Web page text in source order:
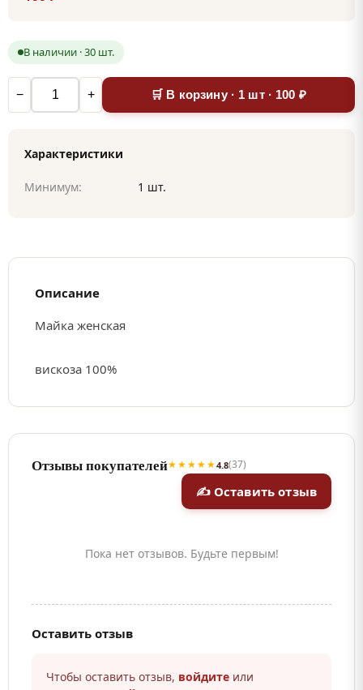
В наличии · 30 шт.
− + 🛒 В корзину · 1 шт · 100 ₽
Характеристики
Минимум: 1 шт.
Описание
Майка женская
вискоза 100%
Отзывы покупателей★★★★★4.8(37)
✍ Оставить отзыв
Пока нет отзывов. Будьте первым!
Оставить отзыв
Чтобы оставить отзыв, войдите или